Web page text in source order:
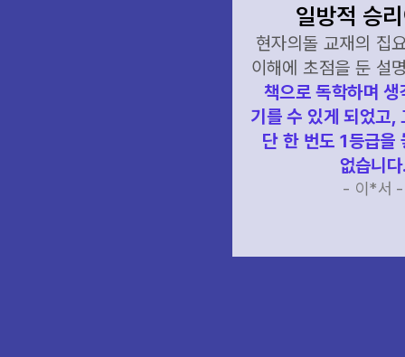
일방적 승
현자의돌 교재의 집
이해에 초점을 둔 설
책으로 독학하며 생
기를 수 있게 되었고
단 한 번도 1등급을
없습니
- 이*서 -